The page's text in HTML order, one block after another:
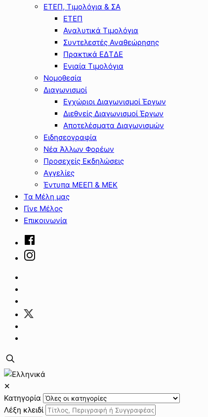
ΕΤΕΠ, Τιμολόγια & ΣΑ
ΕΤΕΠ
Αναλυτικά Τιμολόγια
Συντελεστές Αναθεώρησης
Πρακτικά ΕΔΤΔΕ
Ενιαία Τιμολόγια
Νομοθεσία
Διαγωνισμοί
Εγχώριοι Διαγωνισμοί Έργων
Διεθνείς Διαγωνισμοί Έργων
Αποτελέσματα Διαγωνισμών
Ειδησεογραφία
Νέα Άλλων Φορέων
Προσεχείς Εκδηλώσεις
Αγγελίες
Έντυπα ΜΕΕΠ & ΜΕΚ
Τα Μέλη μας
Γίνε Μέλος
Επικοινωνία
✕
Κατηγορία
Λέξη κλειδί